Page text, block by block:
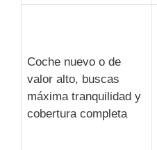
Coche nuevo o de
valor alto, buscas
máxima tranquilidad y
cobertura completa